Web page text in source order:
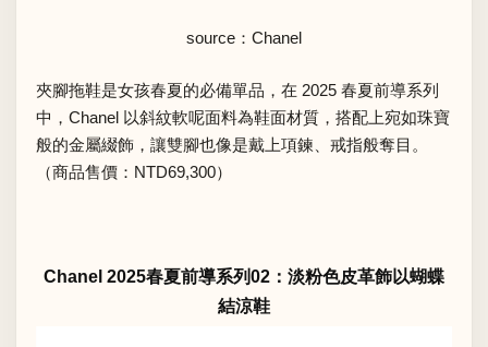
source：Chanel
夾腳拖鞋是女孩春夏的必備單品，在 2025 春夏前導系列
中，Chanel 以斜紋軟呢面料為鞋面材質，搭配上宛如珠寶
般的金屬綴飾，讓雙腳也像是戴上項鍊、戒指般奪目。
（商品售價：NTD69,300）
Chanel 2025春夏前導系列02：淡粉色皮革飾以蝴蝶
結涼鞋